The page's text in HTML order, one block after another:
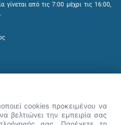
γίνεται από τις 7:00 μέχρι τις 16:00,
cookies προκειμένου να
βελτιώνει την εμπειρία σας